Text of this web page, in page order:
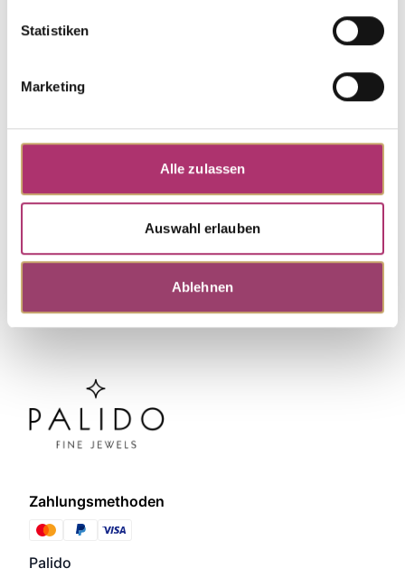
Statistiken
Marketing
Alle zulassen
Auswahl erlauben
Ablehnen
Solitaire · New York · Anhänger · Gelbgold 585 ·
Zahlungsmethoden
Palido